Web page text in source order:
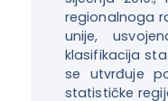
regionalnoga
unije,
klasifikacija
se utvrđuje
statističke